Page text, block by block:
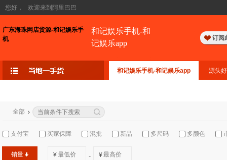
您好， 欢迎来到阿里巴巴
广东海珠网店货源-和记娱乐手
机
和记娱乐手机-和
记娱乐app
订阅
和记娱乐手机-和记娱乐app 源头
全部
支付宝 买家保障 混批 新品 多尺码 多颜色
销量 ¥ - ¥